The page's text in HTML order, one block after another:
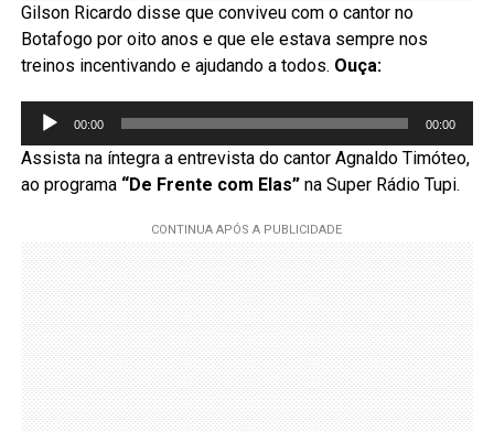
áudio
Gilson Ricardo disse que conviveu com o cantor no
Botafogo por oito anos e que ele estava sempre nos
treinos incentivando e ajudando a todos. Ouça:
Tocador
áudio
00:00 00:00
Assista na íntegra a entrevista do cantor Agnaldo Timóteo,
ao programa“De Frente com Elas”na Super Rádio Tupi.